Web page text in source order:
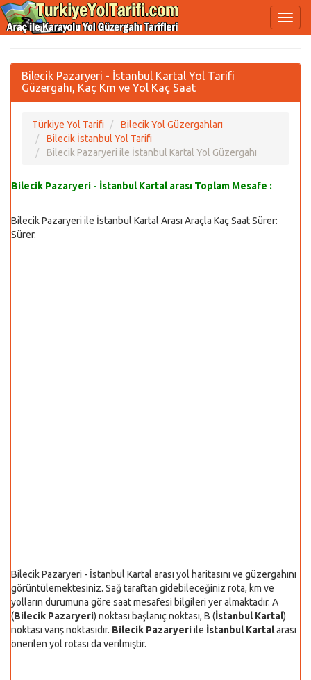
Bilecik Pazaryeri - İstanbul Kartal Yol Tarifi
Güzergahı, Kaç Km ve Yol Kaç Saat
Türkiye Yol Tarifi
Bilecik Yol Güzergahları
Bilecik İstanbul Yol Tarifi
Bilecik Pazaryeri ile İstanbul Kartal Yol Güzergahı
Bilecik Pazaryeri - İstanbul Kartal arası Toplam Mesafe :
Bilecik Pazaryeri ile İstanbul Kartal Arası Araçla Kaç Saat Sürer:
Sürer.
Bilecik Pazaryeri - İstanbul Kartal arası yol haritasını ve güzergahını
görüntülemektesiniz. Sağ taraftan gidebileceğiniz rota, km ve
yolların durumuna göre saat mesafesi bilgileri yer almaktadır. A
(Bilecik Pazaryeri) noktası başlanıç noktası, B (İstanbul Kartal)
noktası varış noktasıdır. Bilecik Pazaryeriile İstanbul Kartalarası
önerilen yol rotası da verilmiştir.